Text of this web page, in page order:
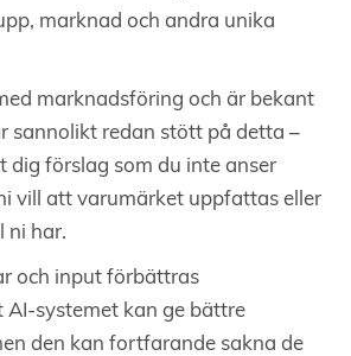
marknad och andra unika
marknadsföring och är bekant
sannolikt redan stött på detta –
dig förslag som du inte anser
vill att varumärket uppfattas eller
ni har.
och input förbättras
AI-systemet kan ge bättre
den kan fortfarande sakna de